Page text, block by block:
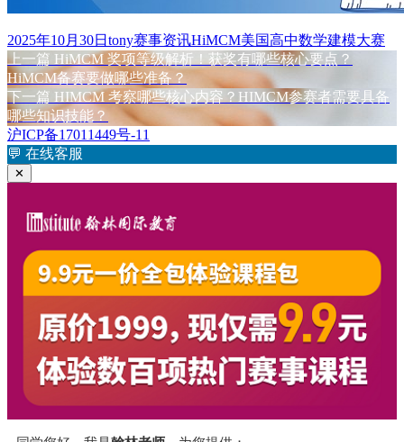
发
布
于
2025年10月30日 作
者
tony分
类
赛事资讯标
签
HiMCM美国高中数学建模大赛
文
章
导
航
上一篇 上
篇
文
章：
HiMCM 奖项等级解析！获奖有哪些核心要点？
HiMCM备赛要做哪些准备？
下一篇 下
篇
文
章：
HIMCM 考察哪些核心内容？HIMCM参赛者需要具备
哪些知识技能？
沪ICP备17011449号-11
💬 在线客服
✕